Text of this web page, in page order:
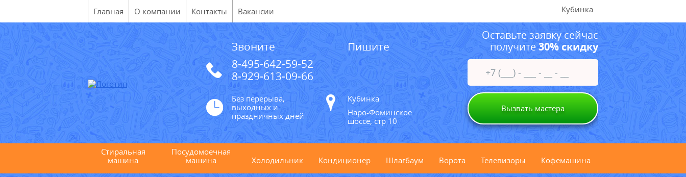
Главная О компании Контакты Вакансии Кубинка
Звоните
8-495-642-59-52
8-929-613-09-66
Пишите
Без перерыва,
выходных и
праздничных дней
Кубинка
Наро-Фоминское
шоссе, стр 10
Оставьте заявку сейчас
получите30% скидку
Вызвать мастера
Стиральная
машина
Посудомоечная
машина
Холодильник Кондиционер Шлагбаум Ворота Телевизоры Кофемашина